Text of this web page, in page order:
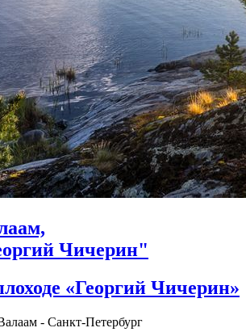
Чичерин"
«Георгий Чичерин»
- Санкт-Петербург